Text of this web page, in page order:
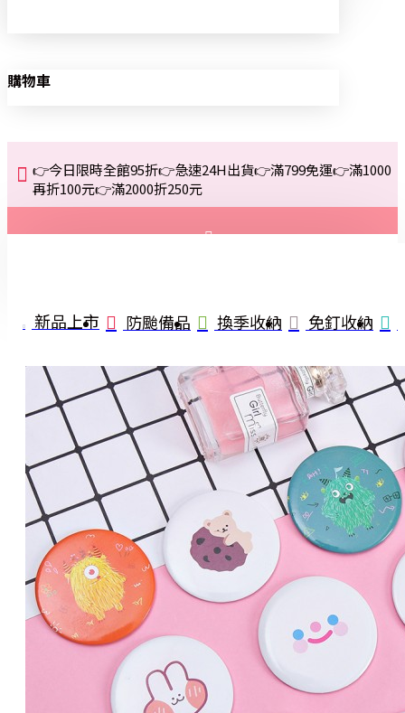
購物車
👉今日限時全館95折👉急速24H出貨👉滿799免運👉滿1000
再折100元👉滿2000折250元
註冊
詢問
新品上市 防颱備品 換季收納 免釘收納